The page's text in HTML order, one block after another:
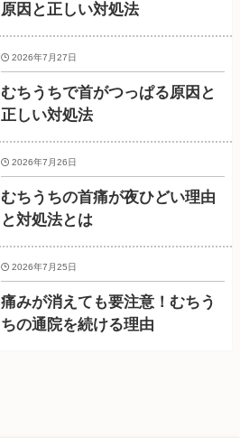
原因と正しい対処法
むちうちで首がつっぱる原因と
正しい対処法
2026年7月27日
むちうちの首痛が夜ひどい理由
と対処法とは
2026年7月26日
痛みが消えても要注意！むちう
ちの通院を続ける理由
2026年7月25日